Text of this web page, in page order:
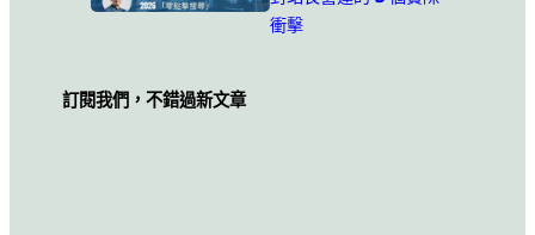
衝擊
訂閱我們，不錯過新文章